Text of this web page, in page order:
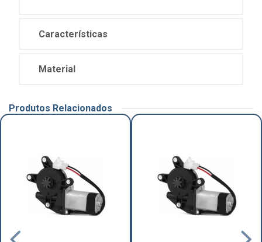
Características
Material
Produtos Relacionados